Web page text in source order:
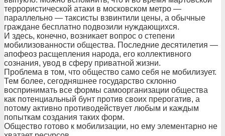
террористической атаки в московском метро —
параллельно — таксисты взвинтили цены, а обычные
граждане бесплатно подвозили нуждающихся.
И здесь, конечно, возникает вопрос о степени
мобилизованности общества. Последние десятилетия —
апофеоз расщепления народа, его коллективного
сознания, увод в сферу приватной жизни.
Проблема в том, что общество само себя не мобилизует.
Тем более, сегодняшнее государство склонно
воспринимать все формы самоорганизации общества
как потенциальный бунт против своих прерогатив, а
потому активно противодействует любым и каждым
попыткам создания таких форм.
Общество готово к мобилизации, но ему элементарно не